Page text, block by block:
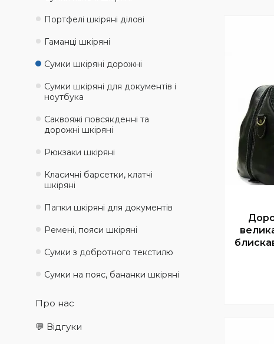
Портфелі шкіряні ділові
Гаманці шкіряні
Сумки шкіряні дорожні
Сумки шкіряні для документів і
ноутбука
Саквояжі повсякденні та
дорожні шкіряні
Рюкзаки шкіряні
Класичні барсетки, клатчі
шкіряні
Папки шкіряні для документів
Ремені, пояси шкіряні
Сумки з добротного текстилю
Сумки на пояс, бананки шкіряні
Про нас
💬 Відгуки